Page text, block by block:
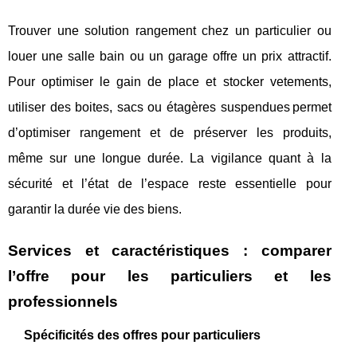
Trouver une solution rangement chez un particulier ou
louer une salle bain ou un garage offre un prix attractif.
Pour optimiser le gain de place et stocker vetements,
utiliser des boites, sacs ou étagères suspendues permet
d’optimiser rangement et de préserver les produits,
même sur une longue durée. La vigilance quant à la
sécurité et l’état de l’espace reste essentielle pour
garantir la durée vie des biens.
Services et caractéristiques : comparer
l’offre pour les particuliers et les
professionnels
Spécificités des offres pour particuliers